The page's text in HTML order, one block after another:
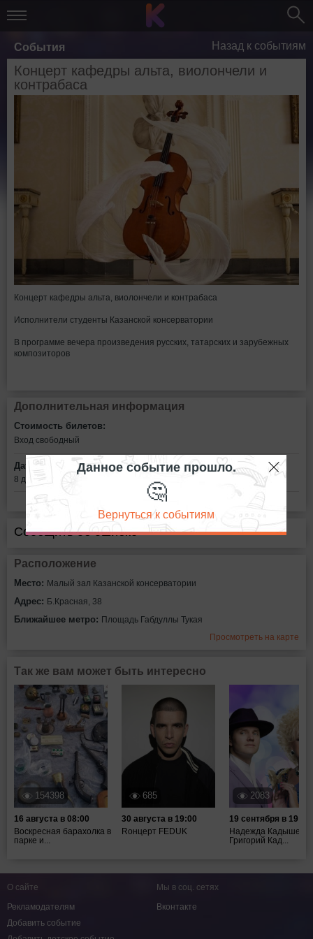
События Назад к событиям
Концерт кафедры альта, виолончели и
контрабаса
Концерт кафедры альта, виолончели и контрабаса
Исполнители студенты Казанской консерватории
В программе вечера произведения русских, татарских и зарубежных
композиторов
Дополнительная информация
Стоимость билетов:
Вход свободный
Дата:
8 декабря в 17:00
Сообщить об ошибке
Расположение
Место: Малый зал Казанской консерватории
Адрес: Б.Красная, 38
Ближайшее метро: Площадь Габдуллы Тукая
Просмотреть на карте
Так же вам может быть интересно
154398
16 августа в 08:00
Воскресная барахолка в
парке и...
685
30 августа в 19:00
Rонцерт FEDUK
2083
19 сентября в 19:00
Надежда Кадышева,
Григорий Кад...
Данное событие прошло.
🤔
Вернуться к событиям
О сайте
Рекламодателям
Добавить событие
Мы в соц. сетях
Вконтакте